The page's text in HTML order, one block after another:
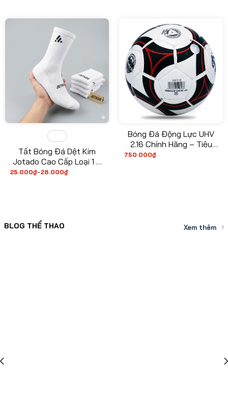
139.000₫.
Tất Bóng Đá Dệt Kim
Jotado Cao Cấp Loại 1 –
Co Giãn Cực Tốt, Thấm
25.000₫–28.000₫
Khoảng
Bóng Đá Động Lực UHV
2.16 Chính Hãng – Tiêu
Chuẩn Thi Đấu FIFA, Độ
750.000₫
BLOG THỂ THAO Xem thêm